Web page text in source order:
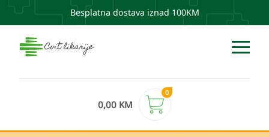
Besplatna dostava iznad 100KM
0,00 KM
0